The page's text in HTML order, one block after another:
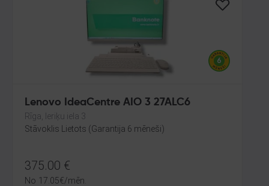
Lenovo IdeaCentre AIO 3 27ALC6
Rīga, Ieriķu iela 3
Stāvoklis Lietots (Garantija 6 mēneši)
375.00 €
No 17.05€/mēn.